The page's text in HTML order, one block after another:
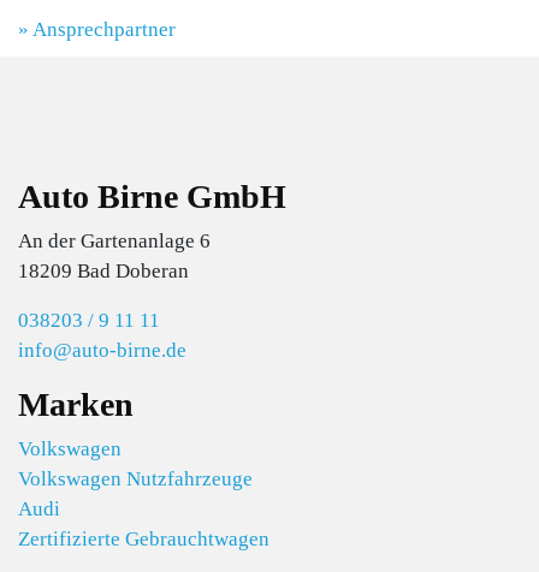
» Ansprechpartner
Auto Birne GmbH
An der Gartenanlage 6
18209 Bad Doberan
038203 / 9 11 11
info@auto-birne.de
Marken
Volkswagen
Volkswagen Nutzfahrzeuge
Audi
Zertifizierte Gebrauchtwagen